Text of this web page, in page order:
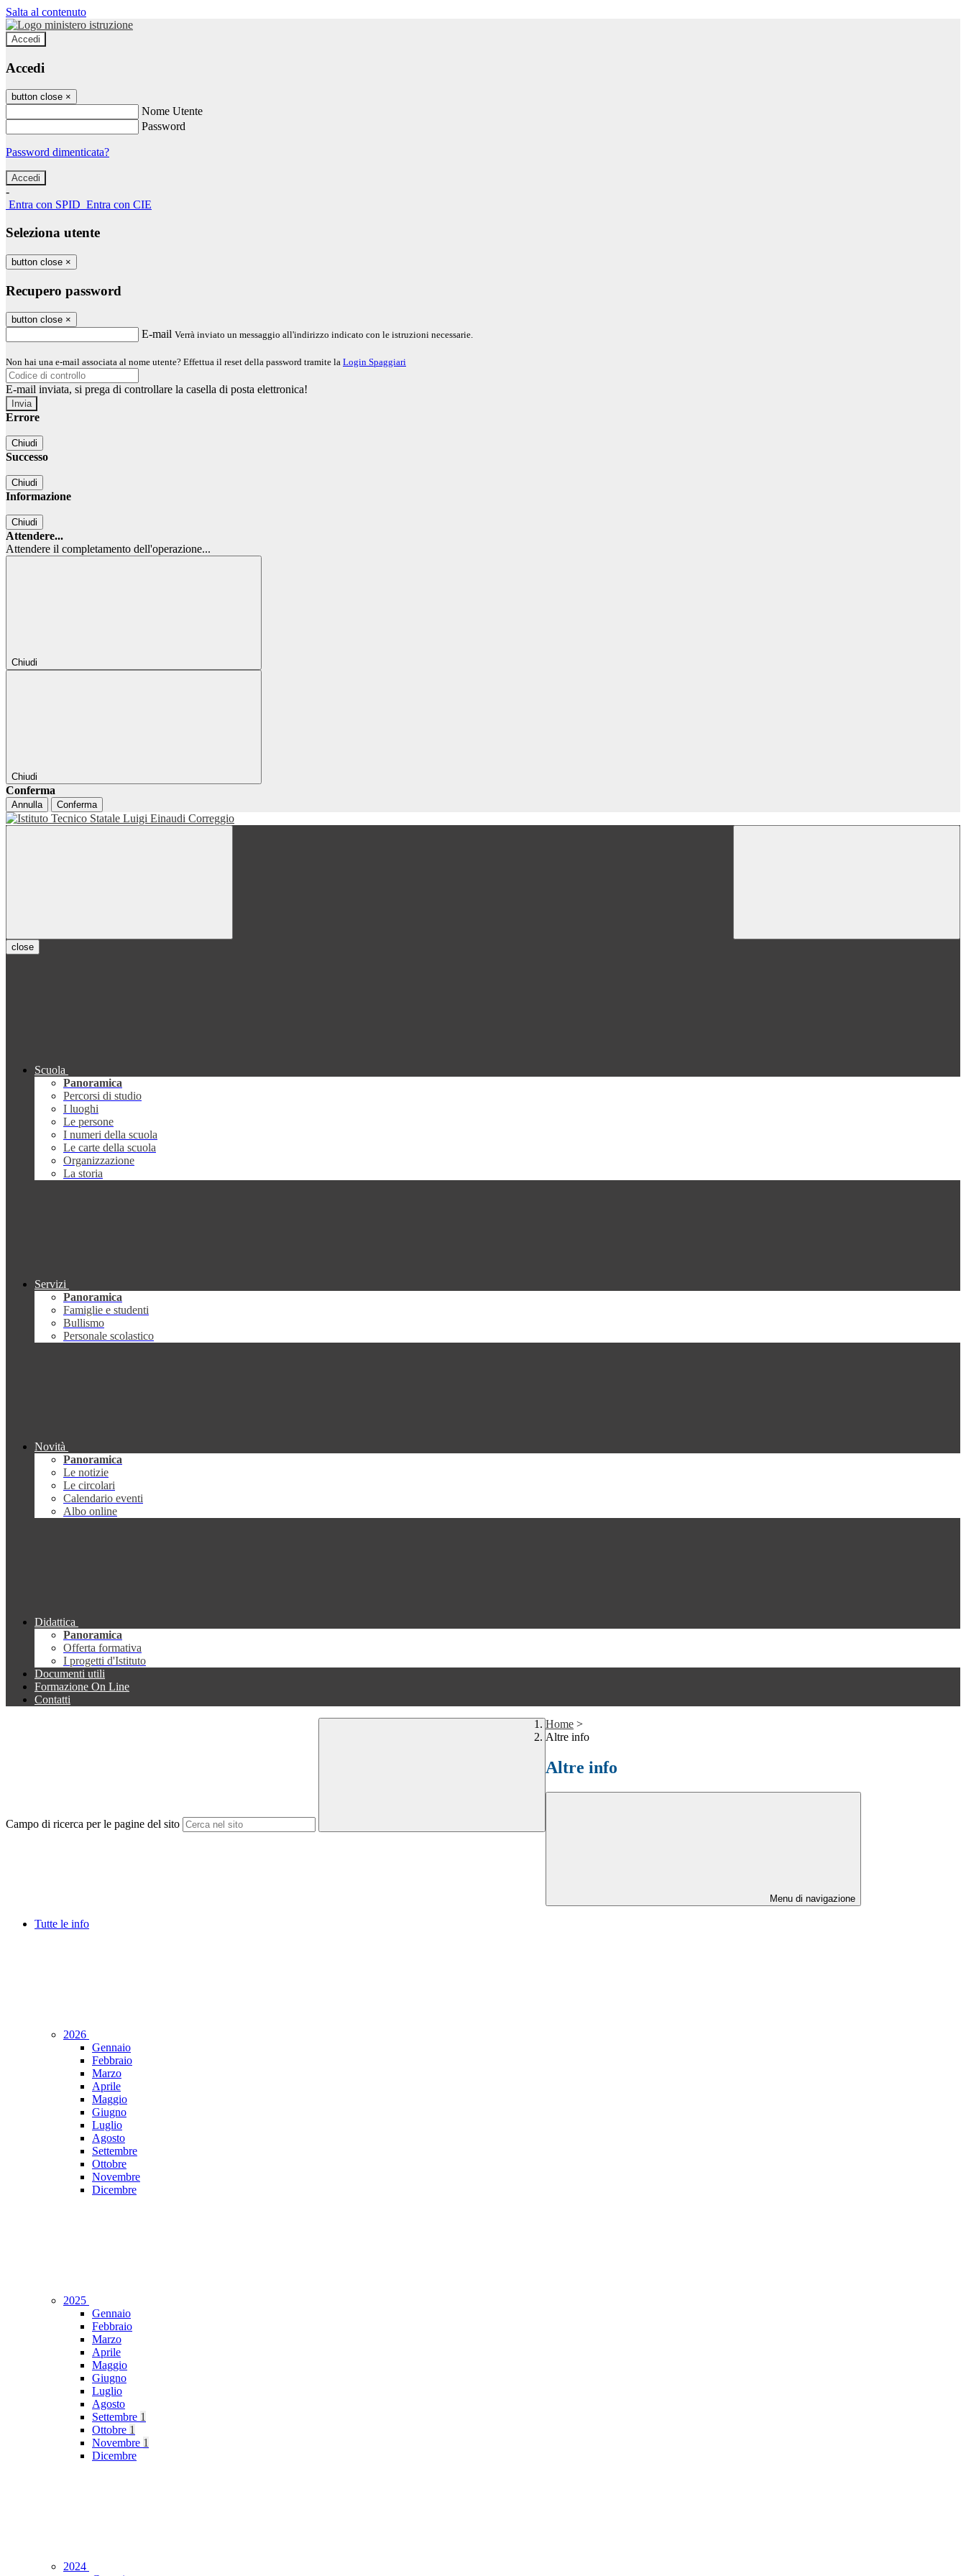
Salta al contenuto
Accedi
Accedi
button close ×
Nome Utente
Password
Password dimenticata?
-
Entra con SPID Entra con CIE
Seleziona utente
button close ×
Recupero password
button close ×
E-mail Verrà inviato un messaggio all'indirizzo indicato con le istruzioni necessarie.
Non hai una e-mail associata al nome utente? Effettua il reset della password tramite la Login Spaggiari
E-mail inviata, si prega di controllare la casella di posta elettronica!
Errore
Chiudi
Successo
Chiudi
Informazione
Chiudi
Attendere...
Attendere il completamento dell'operazione...
Chiudi
Chiudi
Conferma
Annulla Conferma
close
Scuola
Panoramica
Percorsi di studio
I luoghi
Le persone
I numeri della scuola
Le carte della scuola
Organizzazione
La storia
Servizi
Panoramica
Famiglie e studenti
Bullismo
Personale scolastico
Novità
Panoramica
Le notizie
Le circolari
Calendario eventi
Albo online
Didattica
Panoramica
Offerta formativa
I progetti d'Istituto
Documenti utili
Formazione On Line
Contatti
Campo di ricerca per le pagine del sito
Home >
Altre info
Altre info
Menu di navigazione
Tutte le info
2026
Gennaio
Febbraio
Marzo
Aprile
Maggio
Giugno
Luglio
Agosto
Settembre
Ottobre
Novembre
Dicembre
2025
Gennaio
Febbraio
Marzo
Aprile
Maggio
Giugno
Luglio
Agosto
Settembre 1
Ottobre 1
Novembre 1
Dicembre
2024